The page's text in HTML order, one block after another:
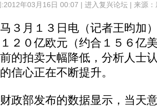
:2012年03月16日 00:07 | 进入复兴论坛| 来源
月１３日电（记者王昀加
２０亿欧元（约合１５６亿
的拍卖大幅降低，分析人士
信心正在不断提升。
部发布的数据显示，当天